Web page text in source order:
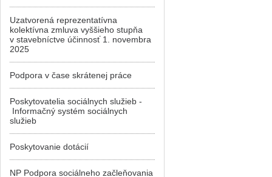
Uzatvorená reprezentatívna
kolektívna zmluva vyššieho stupňa
v stavebníctve účinnosť 1. novembra
2025
Podpora v čase skrátenej práce
Poskytovatelia sociálnych služieb -
Informačný systém sociálnych
služieb
Poskytovanie dotácií
NP Podpora sociálneho začleňovania